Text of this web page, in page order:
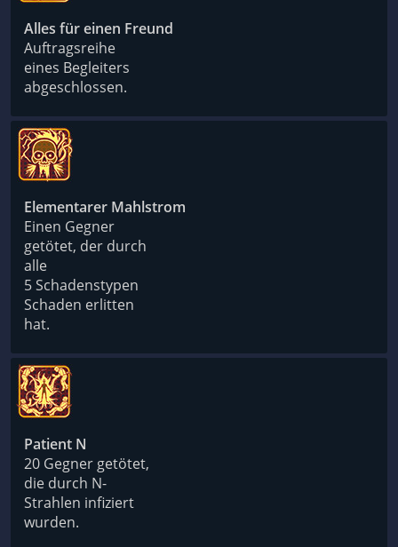
Alles für einen Freund
Auftragsreihe
eines Begleiters
abgeschlossen.
Elementarer Mahlstrom
Einen Gegner
getötet, der durch
alle
5 Schadenstypen
Schaden erlitten
hat.
Patient N
20 Gegner getötet,
die durch N-
Strahlen infiziert
wurden.